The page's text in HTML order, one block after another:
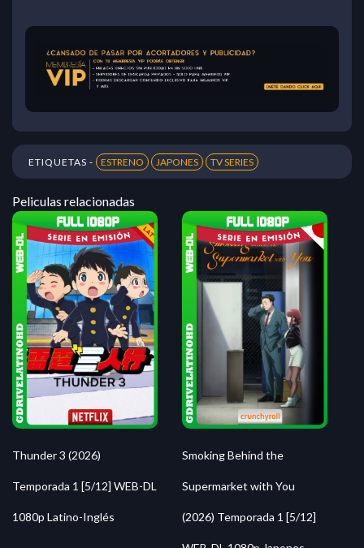
ETIQUETAS - ESTRENO JAPONES TV SERIES
Peliculas relacionadas
Thunder 3 (2026)
Temporada 1 [5/12] WEB-DL
1080p Latino-Inglés
Smoking Behind the
Supermarket with You
(2026) Temporada 1 [5/12]